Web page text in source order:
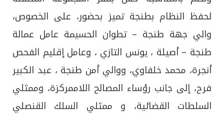
لحفظ النظام بطنجة تميز بحضور، على الخصوص،
والي جهة طنجة – تطوان الحسيمة عامل عمالة
طنجة – أصيلة ، يونس التازي ، وعامل إقليم الفحص
أنجرة، محمد خلفاوي، ووالي أمن طنجة ، عبد الكبير
فرح، إلى جانب رؤساء المصالح اللاممركزة، وممثلي
السلطات القضائية، و ممثلي السلك القنصلي